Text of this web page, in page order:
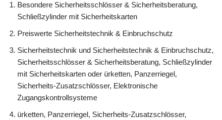
Besondere Sicherheitsschlösser & Sicherheitsberatung,
Schließzylinder mit Sicherheitskarten
Preiswerte Sicherheitstechnik & Einbruchschutz
Sicherheitstechnik und Sicherheitstechnik & Einbruchschutz,
Sicherheitsschlösser & Sicherheitsberatung, Schließzylinder
mit Sicherheitskarten oder ürketten, Panzerriegel,
Sicherheits-Zusatzschlösser, Elektronische
Zugangskontrollsysteme
ürketten, Panzerriegel, Sicherheits-Zusatzschlösser,